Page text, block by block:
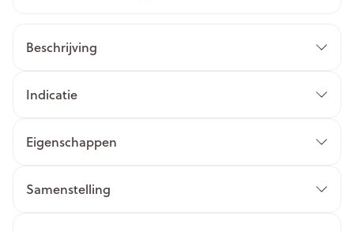
Beschrijving
Indicatie
Eigenschappen
Samenstelling